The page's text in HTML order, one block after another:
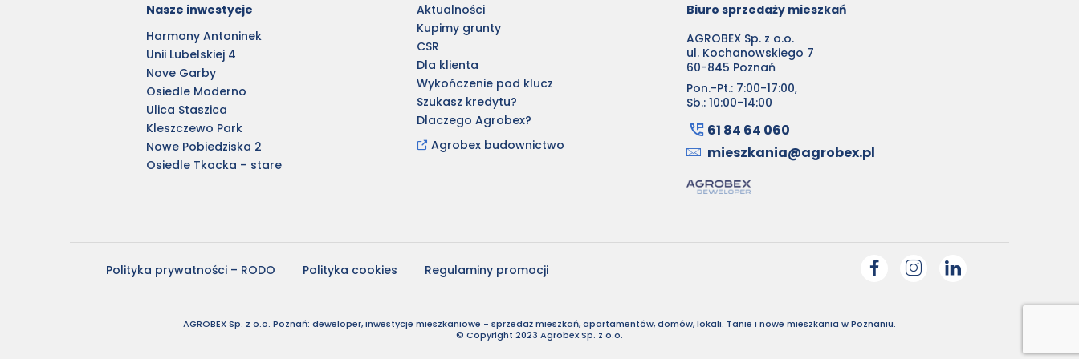
Nasze inwestycje
Harmony Antoninek
Unii Lubelskiej 4
Nove Garby
Osiedle Moderno
Ulica Staszica
Kleszczewo Park
Nowe Pobiedziska 2
Osiedle Tkacka – stare
Aktualności
Kupimy grunty
CSR
Dla klienta
Wykończenie pod klucz
Szukasz kredytu?
Dlaczego Agrobex?
Agrobex budownictwo
Biuro sprzedaży mieszkań
AGROBEX Sp. z o.o.
ul. Kochanowskiego 7
60-845 Poznań
Pon.-Pt.: 7:00-17:00,
Sb.: 10:00-14:00
61 84 64 060
mieszkania@agrobex.pl
Polityka prywatności – RODO Polityka cookies Regulaminy promocji
AGROBEX Sp. z o.o. Poznań: deweloper, inwestycje mieszkaniowe - sprzedaż mieszkań, apartamentów, domów, lokali. Tanie i nowe mieszkania w Poznaniu.
© Copyright 2023 Agrobex Sp. z o.o.